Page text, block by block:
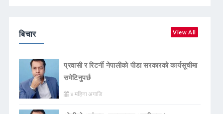
बिचार View All
प्रवासी र रिटर्नी नेपालीको पीडा सरकारको कार्यसूचीमा
समेटिनुपर्छ
४ महिना अगाडि